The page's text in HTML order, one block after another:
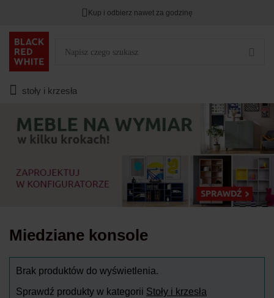
HITY DNIA przy zapisie na Newsletter.
Kup i odbierz nawet za godzinę
stoły i krzesła
Miedziane konsole
Brak produktów do wyświetlenia.
Sprawdź produkty w kategorii Stoły i krzesła